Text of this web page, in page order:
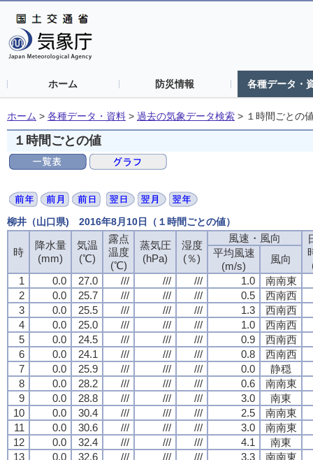
ホーム 防災情報 各種データ・
ホーム > 各種データ・資料 > 過去の気象データ検索 > １時間ごとの
１時間ごとの値
柳井（山口県) 2016年8月10日（１時間ごとの値）
時
降水量
(mm)
気温
(℃)
露点
温度
(℃)
蒸気圧
(hPa)
湿度
(％)
風速・風向
平均風速
(m/s)
風向
1
0.0 27.0 /// /// /// 1.0
南南東
2
0.0 25.7 /// /// /// 0.5
西南西
3
0.0 25.5 /// /// /// 1.3
西南西
4
0.0 25.0 /// /// /// 1.0
西南西
5
0.0 24.5 /// /// /// 0.9
西南西
6
0.0 24.1 /// /// /// 0.8
西南西
7
0.0 25.9 /// /// /// 0.0
静穏
8
0.0 28.2 /// /// /// 0.6
南南東
9
0.0 28.8 /// /// /// 3.0
南東
10
0.0 30.4 /// /// /// 2.5
南南東
11
0.0 30.6 /// /// /// 3.0
南南東
12
0.0 32.4 /// /// /// 4.1
南東
13
0.0 32.6 /// /// /// 3.3
南南東
時
降水量
(mm)
気温
(℃)
露点
温度
(℃)
蒸気圧
(hPa)
湿度
(％)
風速・風向
平均風速
(m/s)
風向
1
0.0 27.0 /// /// /// 1.0
南南東
2
0.0 25.7 /// /// /// 0.5
西南西
3
0.0 25.5 /// /// /// 1.3
西南西
4
0.0 25.0 /// /// /// 1.0
西南西
5
0.0 24.5 /// /// /// 0.9
西南西
6
0.0 24.1 /// /// /// 0.8
西南西
7
0.0 25.9 /// /// /// 0.0
静穏
8
0.0 28.2 /// /// /// 0.6
南南東
9
0.0 28.8 /// /// /// 3.0
南東
10
0.0 30.4 /// /// /// 2.5
南南東
11
0.0 30.6 /// /// /// 3.0
南南東
12
0.0 32.4 /// /// /// 4.1
南東
13
0.0 32.6 /// /// /// 3.3
南南東
時
降水量
(mm)
気温
(℃)
露点
温度
(℃)
蒸気圧
(hPa)
湿度
(％)
風速・風向
平均風速
(m/s)
風向
1
0.0 27.0 /// /// /// 1.0
南南東
2
0.0 25.7 /// /// /// 0.5
西南西
3
0.0 25.5 /// /// /// 1.3
西南西
4
0.0 25.0 /// /// /// 1.0
西南西
5
0.0 24.5 /// /// /// 0.9
西南西
6
0.0 24.1 /// /// /// 0.8
西南西
7
0.0 25.9 /// /// /// 0.0
静穏
8
0.0 28.2 /// /// /// 0.6
南南東
9
0.0 28.8 /// /// /// 3.0
南東
10
0.0 30.4 /// /// /// 2.5
南南東
11
0.0 30.6 /// /// /// 3.0
南南東
12
0.0 32.4 /// /// /// 4.1
南東
13
0.0 32.6 /// /// /// 3.3
南南東
時
降水量
(mm)
気温
(℃)
露点
温度
(℃)
蒸気圧
(hPa)
湿度
(％)
風速・風向
平均風速
(m/s)
風向
1
0.0 27.0 /// /// /// 1.0
南南東
2
0.0 25.7 /// /// /// 0.5
西南西
3
0.0 25.5 /// /// /// 1.3
西南西
4
0.0 25.0 /// /// /// 1.0
西南西
5
0.0 24.5 /// /// /// 0.9
西南西
6
0.0 24.1 /// /// /// 0.8
西南西
7
0.0 25.9 /// /// /// 0.0
静穏
8
0.0 28.2 /// /// /// 0.6
南南東
9
0.0 28.8 /// /// /// 3.0
南東
10
0.0 30.4 /// /// /// 2.5
南南東
11
0.0 30.6 /// /// /// 3.0
南南東
12
0.0 32.4 /// /// /// 4.1
南東
13
0.0 32.6 /// /// /// 3.3
南南東